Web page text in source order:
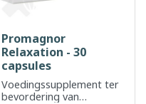
Promagnor
Relaxation - 30
capsules
Voedingssupplement ter
bevordering van